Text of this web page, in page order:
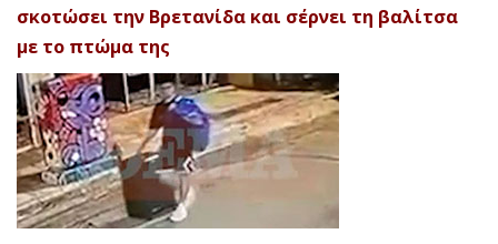
σκοτώσει την Βρετανίδα και σέρνει τη βαλίτσα
με το πτώμα της